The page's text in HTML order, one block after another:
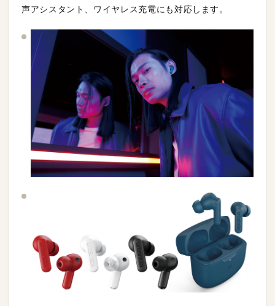
声アシスタント、ワイヤレス充電にも対応します。